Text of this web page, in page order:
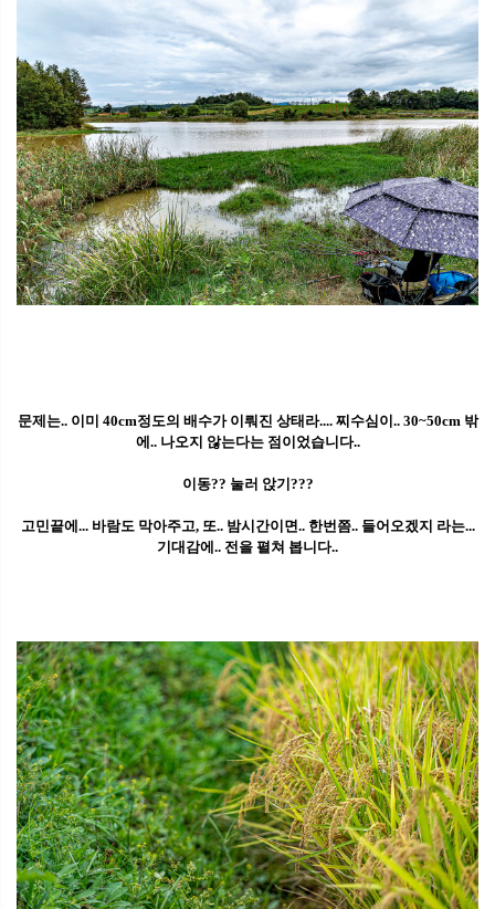
문제는.. 이미 40cm정도의 배수가 이뤄진 상태라.... 찌수심이.. 30~50cm 밖
에.. 나오지 않는다는 점이었습니다..
이동?? 눌러 앉기???
고민끝에... 바람도 막아주고, 또.. 밤시간이면.. 한번쯤.. 들어오겠지 라는...
기대감에.. 전을 펼쳐 봅니다..